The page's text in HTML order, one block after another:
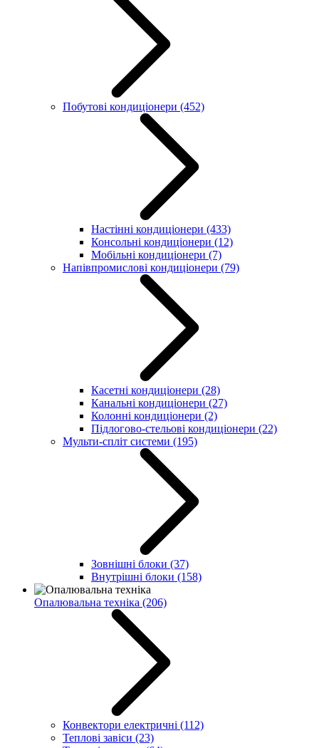
Побутові кондиціонери (452)
Настінні кондиціонери (433)
Консольні кондиціонери (12)
Мобільні кондиціонери (7)
Напівпромислові кондиціонери (79)
Касетні кондиціонери (28)
Канальні кондиціонери (27)
Колонні кондиціонери (2)
Підлогово-стельові кондиціонери (22)
Мульти-спліт системи (195)
Зовнішні блоки (37)
Внутрішні блоки (158)
Опалювальна техніка (206)
Конвектори електричні (112)
Теплові завіси (23)